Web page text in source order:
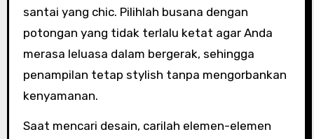
santai yang chic. Pilihlah busana dengan
potongan yang tidak terlalu ketat agar Anda
merasa leluasa dalam bergerak, sehingga
penampilan tetap stylish tanpa mengorbankan
kenyamanan.
Saat mencari desain, carilah elemen-elemen